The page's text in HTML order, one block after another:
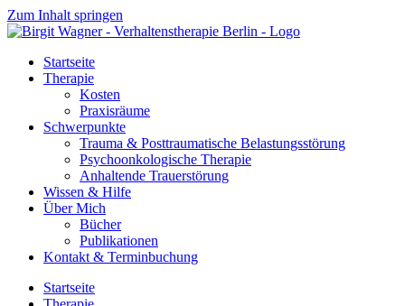
Zum Inhalt springen
Startseite
Therapie
Kosten
Praxisräume
Schwerpunkte
Trauma & Posttraumatische Belastungsstörung
Psychoonkologische Therapie
Anhaltende Trauerstörung
Wissen & Hilfe
Über Mich
Bücher
Publikationen
Kontakt & Terminbuchung
Startseite